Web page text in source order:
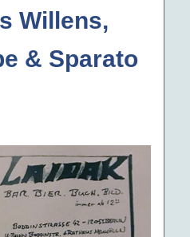
Willens,
& Sparato